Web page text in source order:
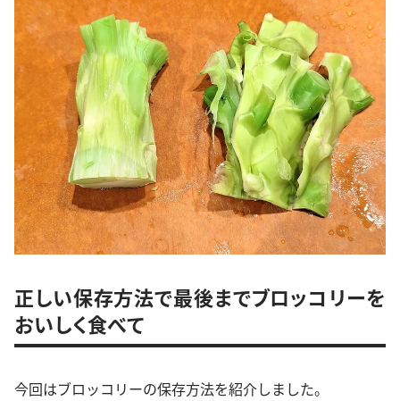
正しい保存方法で最後までブロッコリーを
おいしく食べて
今回はブロッコリーの保存方法を紹介しました。